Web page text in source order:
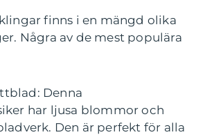
finns i en mängd olika
Några av de mest populära
Denna
har ljusa blommor och
Den är perfekt för alla